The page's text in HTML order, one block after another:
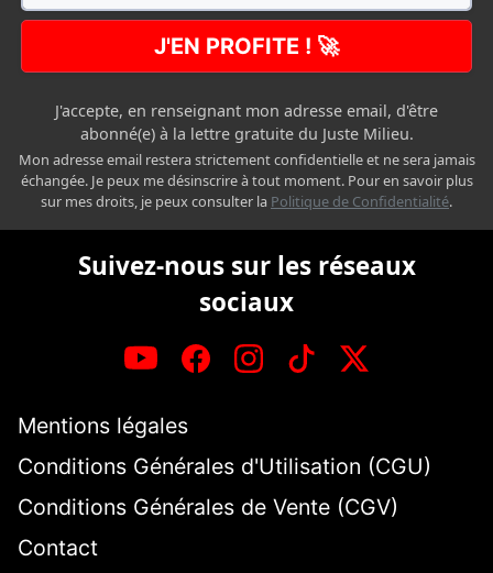
J'EN PROFITE ! 🚀
J'accepte, en renseignant mon adresse email, d'être
abonné(e) à la lettre gratuite du Juste Milieu.
Mon adresse email restera strictement confidentielle et ne sera jamais
échangée. Je peux me désinscrire à tout moment. Pour en savoir plus
sur mes droits, je peux consulter la Politique de Confidentialité.
Suivez-nous sur les réseaux
sociaux
Mentions légales
Conditions Générales d'Utilisation (CGU)
Conditions Générales de Vente (CGV)
Contact